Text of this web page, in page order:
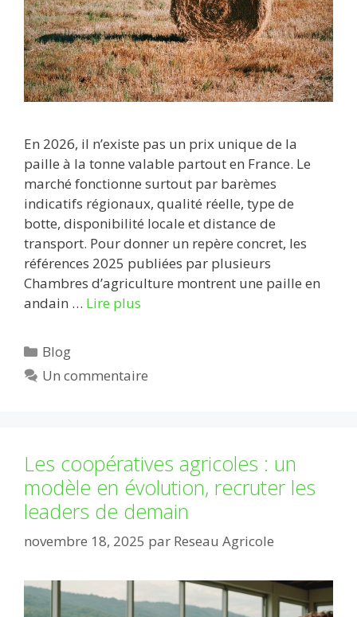
En 2026, il n’existe pas un prix unique de la
paille à la tonne valable partout en France. Le
marché fonctionne surtout par barèmes
indicatifs régionaux, qualité réelle, type de
botte, disponibilité locale et distance de
transport. Pour donner un repère concret, les
références 2025 publiées par plusieurs
Chambres d’agriculture montrent une paille en
andain … Lire plus
Catégories
Blog
Un commentaire
Les coopératives agricoles : un
modèle en évolution, recruter les
leaders de demain
novembre 18, 2025 par Reseau Agricole